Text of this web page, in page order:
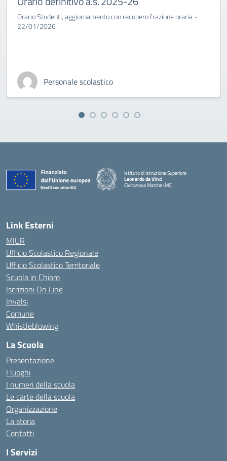
Orario Studenti, aggiornamento con recupero frazione oraria -
22/01/2026
Personale scolastico
Istituto di Istruzione Superiore
Leonardo da Vinci
Civitanova Marche (MC)
Link Esterni
MIUR
Ufficio Scolastico Regionale
Ufficio Scolastico Territoriale
Scuola in Chiaro
Iscrizioni On Line
Invalsi
Comune
Whistleblowing
La Scuola
Presentazione
I luoghi
I numeri della scuola
Le carte della scuola
Organizzazione
La storia
Contatti
I Servizi